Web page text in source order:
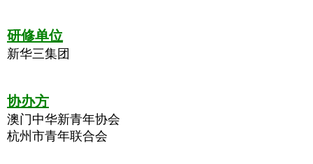
研修单位
新华三集团
协办方
澳门中华新青年协会
杭州市青年联合会